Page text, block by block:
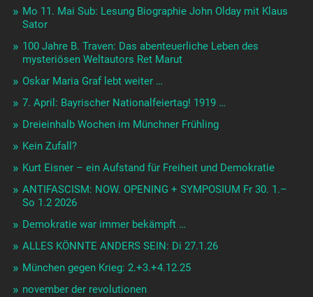
Mo 11. Mai Sub: Lesung Biographie John Olday mit Klaus
Sator
100 Jahre B. Traven: Das abenteuerliche Leben des
mysteriösen Weltautors Ret Marut
Oskar Maria Graf lebt weiter …
7. April: Bayrischer Nationalfeiertag! 1919 …
Dreieinhalb Wochen im Münchner Frühling
Kein Zufall?
Kurt Eisner – ein Aufstand für Freiheit und Demokratie
ANTIFASCISM: NOW. OPENING + SYMPOSIUM Fr 30. 1.–
So 1.2 2026
Demokratie war immer bekämpft …
ALLES KÖNNTE ANDERS SEIN: Di 27.1.26
München gegen Krieg: 2.+3.+4.12.25
november der revolutionen